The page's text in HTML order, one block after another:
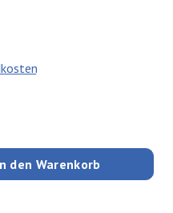
gewünschten Wert
den Warenkorb